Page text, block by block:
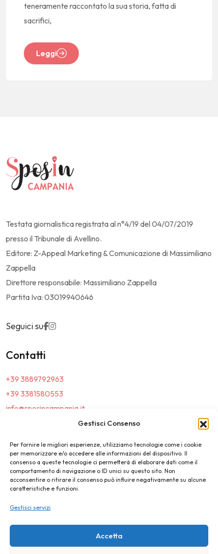
Gestisci Consenso
Per fornire le migliori esperienze, utilizziamo tecnologie come i cookie
per memorizzare e/o accedere alle informazioni del dispositivo. Il
consenso a queste tecnologie ci permetterà di elaborare dati come il
comportamento di navigazione o ID unici su questo sito. Non
acconsentire o ritirare il consenso può influire negativamente su alcune
caratteristiche e funzioni.
Gestisci servizi
Accetta
teneramente raccontato la sua storia, fatta di
sacrifici,
Leggi
Testata giornalistica registrata al n°4/19 del 04/07/2019
presso il Tribunale di Avellino.
Editore: Z-Appeal Marketing & Comunicazione di Massimiliano
Zappella
Direttore responsabile: Massimiliano Zappella
Partita Iva: 03019940646
Seguici su
Contatti
+39 3889792963
+39 3381580553
info@sposincampania.it
sposincampania@pec.it
Link
Top100
News e Tendenze
Destination Wedding